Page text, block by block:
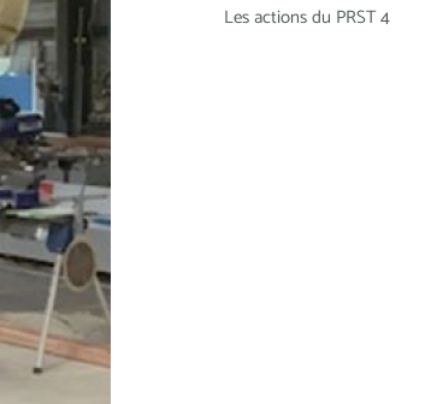
Les actions du PRST 4